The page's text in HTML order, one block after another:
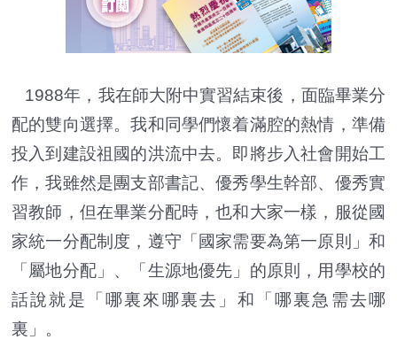
1988年，我在師大附中實習結束後，面臨畢業分
配的雙向選擇。我和同學們懷着滿腔的熱情，準備
投入到建設祖國的洪流中去。即將步入社會開始工
作，我雖然是團支部書記、優秀學生幹部、優秀實
習教師，但在畢業分配時，也和大家一樣，服從國
家統一分配制度，遵守「國家需要為第一原則」和
「屬地分配」、「生源地優先」的原則，用學校的
話說就是「哪裏來哪裏去」和「哪裏急需去哪
裏」。